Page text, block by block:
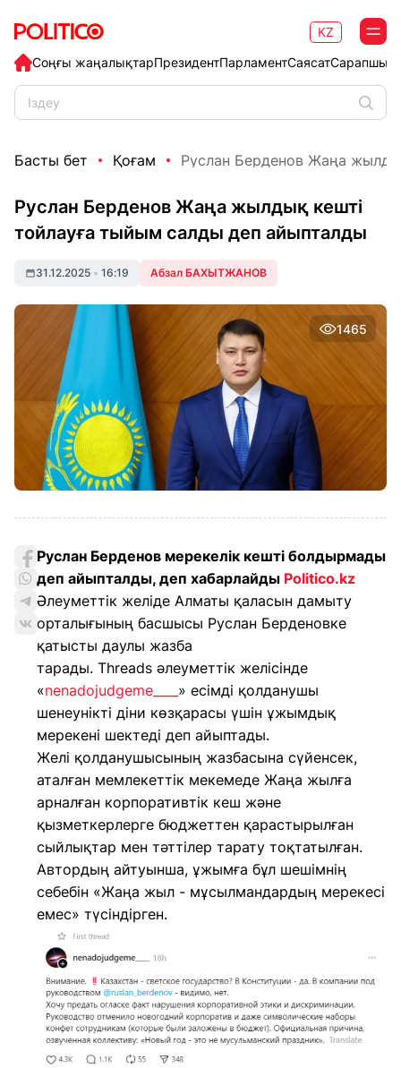
Соңғы жаңалықтарПрезидентПарламентСаясат
KZ
Басты бет Қоғам Руслан Берденов Жаңа
Руслан Берденов Жаңа жылдық кешті
тойлауға тыйым салды деп айыпталды
31.12.2025 • 16:19 Абзал БАХЫТЖАНОВ
1465
Руслан Берденов мерекелік кешті болдырмады
деп айыпталды, деп хабарлайды Politico.kz
Әлеуметтік желіде Алматы қаласын дамыту
орталығының басшысы Руслан Берденовке
қатысты даулы жазба
тарады. Threads әлеуметтік желісінде
«nenadojudgeme____ » есімді қолданушы
шенеунікті діни көзқарасы үшін ұжымдық
мерекені шектеді деп айыптады.
Желі қолданушысының жазбасына сүйенсек,
аталған мемлекеттік мекемеде Жаңа жылға
арналған корпоративтік кеш және
қызметкерлерге бюджеттен қарастырылған
сыйлықтар мен тәттілер тарату тоқтатылған.
Автордың айтуынша, ұжымға бұл шешімнің
себебін «Жаңа жыл - мұсылмандардың мерекесі
емес» түсіндірген.